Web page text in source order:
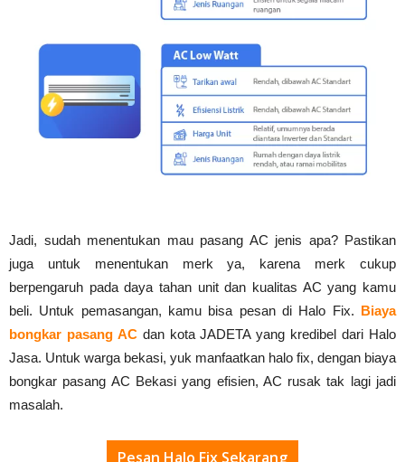
Jadi, sudah menentukan mau pasang AC jenis apa? Pastikan
juga untuk menentukan merk ya, karena merk cukup
berpengaruh pada daya tahan unit dan kualitas AC yang kamu
beli. Untuk pemasangan, kamu bisa pesan di Halo Fix. Biaya
bongkar pasang ACdan kota JADETA yang kredibel dari Halo
Jasa. Untuk warga bekasi, yuk manfaatkan halo fix, dengan biaya
bongkar pasang AC Bekasi yang efisien, AC rusak tak lagi jadi
masalah.
Pesan Halo Fix Sekarang